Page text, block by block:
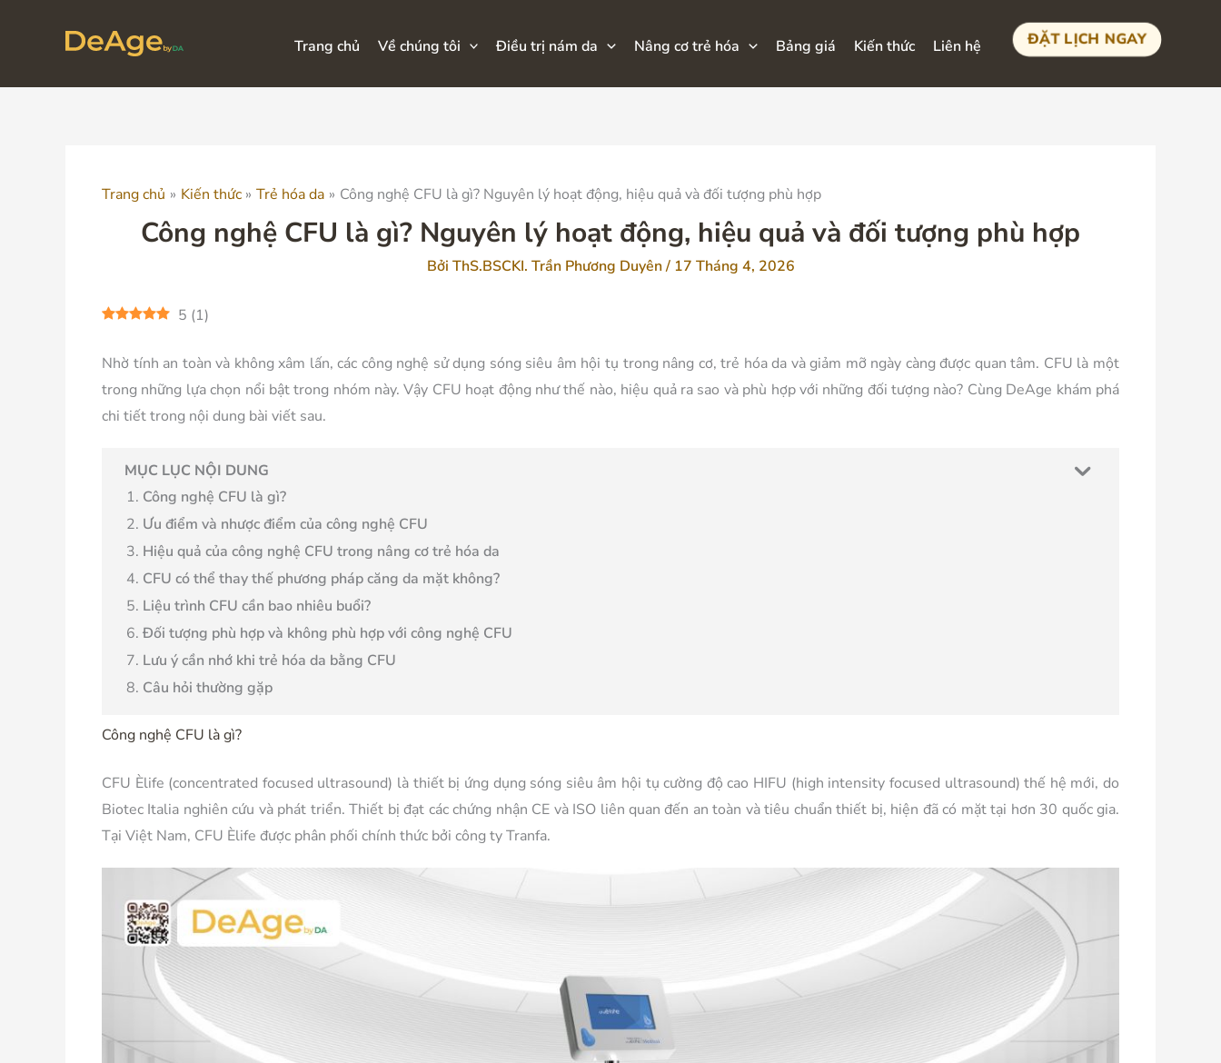
dung
Trang chủ Về chúng tôi Điều trị nám da Nâng cơ trẻ hóa Bảng giá Kiến thức Liên hệ ĐẶT LỊCH NGAY
Trang chủ Kiến thức Trẻ hóa da Công nghệ CFU là gì? Nguyên lý hoạt động, hiệu quả và đối tượng phù hợp
Công nghệ CFU là gì? Nguyên lý hoạt động, hiệu quả và đối tượng phù hợp
Bởi ThS.BSCKI. Trần Phương Duyên/ 17 Tháng 4, 2026
5 (1)
Nhờ tính an toàn và không xâm lấn, các công nghệ sử dụng sóng siêu âm hội tụ trong nâng cơ, trẻ hóa da và giảm mỡ ngày càng được quan tâm. CFU là một
trong những lựa chọn nổi bật trong nhóm này. Vậy CFU hoạt động như thế nào, hiệu quả ra sao và phù hợp với những đối tượng nào? Cùng DeAge khám phá
chi tiết trong nội dung bài viết sau.
MỤC LỤC NỘI DUNG
Công nghệ CFU là gì?
Ưu điểm và nhược điểm của công nghệ CFU
Hiệu quả của công nghệ CFU trong nâng cơ trẻ hóa da
CFU có thể thay thế phương pháp căng da mặt không?
Liệu trình CFU cần bao nhiêu buổi?
Đối tượng phù hợp và không phù hợp với công nghệ CFU
Lưu ý cần nhớ khi trẻ hóa da bằng CFU
Câu hỏi thường gặp
Công nghệ CFU là gì?
CFU Èlife (concentrated focused ultrasound) là thiết bị ứng dụng sóng siêu âm hội tụ cường độ cao HIFU (high intensity focused ultrasound) thế hệ mới, do
Biotec Italia nghiên cứu và phát triển. Thiết bị đạt các chứng nhận CE và ISO liên quan đến an toàn và tiêu chuẩn thiết bị, hiện đã có mặt tại hơn 30 quốc gia.
Tại Việt Nam, CFU Èlife được phân phối chính thức bởi công ty Tranfa.